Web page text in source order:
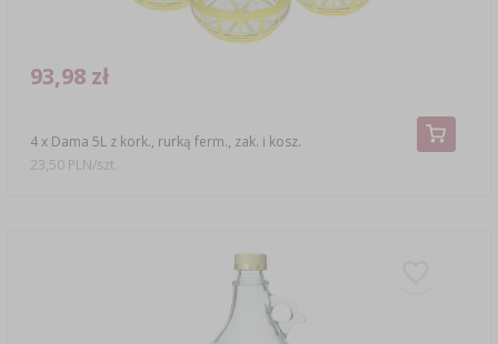
4 x Dama 5L z kork., rurką ferm., zak. i kosz.
93,98 zł
23,50 PLN/szt.